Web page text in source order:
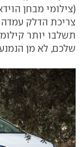
(צילומי מבחן
תשלבו יותר
שלכם, לא מן